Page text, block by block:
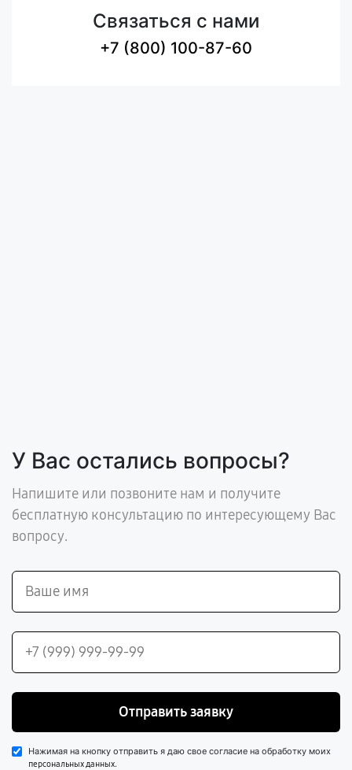
Связаться с нами
+7 (800) 100-87-60
У Вас остались вопросы?
Напишите или позвоните нам и получите
бесплатную консультацию по интересующему Вас
вопросу.
Отправить заявку
Нажимая на кнопку отправить я даю свое согласие на обработку моих
персональных данных.